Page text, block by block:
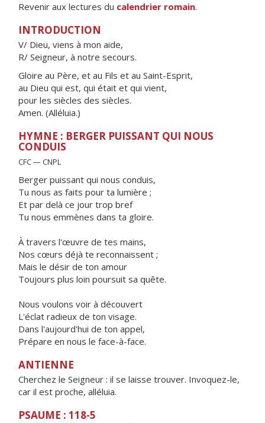
Revenir aux lectures du calendrier romain.
INTRODUCTION
V/ Dieu, viens à mon aide,
R/ Seigneur, à notre secours.
Gloire au Père, et au Fils et au Saint-Esprit,
au Dieu qui est, qui était et qui vient,
pour les siècles des siècles.
Amen. (Alléluia.)
HYMNE : BERGER PUISSANT QUI NOUS
CONDUIS
CFC — CNPL
Berger puissant qui nous conduis,
Tu nous as faits pour ta lumière ;
Et par delà ce jour trop bref
Tu nous emmènes dans ta gloire.
À travers l'œuvre de tes mains,
Nos cœurs déjà te reconnaissent ;
Mais le désir de ton amour
Toujours plus loin poursuit sa quête.
Nous voulons voir à découvert
L'éclat radieux de ton visage.
Dans l'aujourd'hui de ton appel,
Prépare en nous le face-à-face.
ANTIENNE
Cherchez le Seigneur : il se laisse trouver. Invoquez-le,
car il est proche, alléluia.
PSAUME : 118-5